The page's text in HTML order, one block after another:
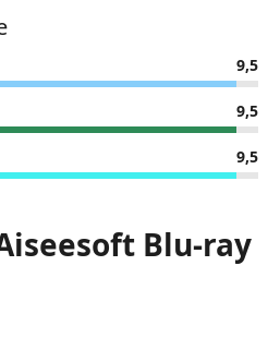
9,5
9,5
9,5
Blu-ray